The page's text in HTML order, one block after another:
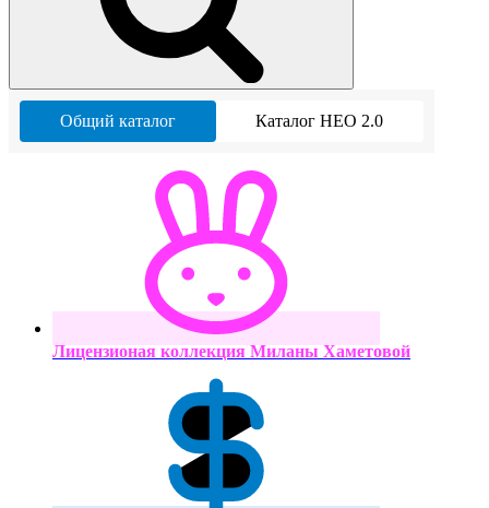
Общий каталог Каталог НЕО 2.0
Лицензионая коллекция Миланы Хаметовой